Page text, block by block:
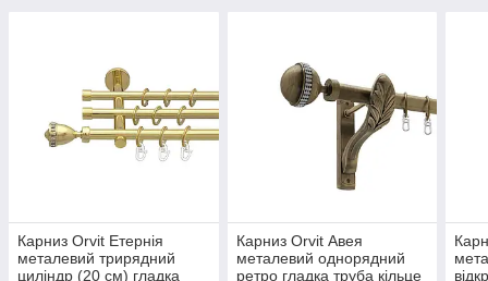
Карниз Orvit Етернія
металевий трирядний
циліндр (20 см) гладка
Карниз Orvit Авея
металевий однорядний
ретро гладка труба кільце